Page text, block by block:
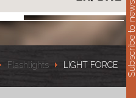
Flashlights
LIGHT FORCE
Subscribe